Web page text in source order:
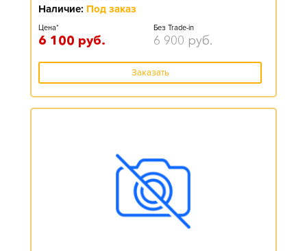
Наличие: Под заказ
Цена*
6 100 руб.
Без Trade-in
6 900 руб.
Заказать